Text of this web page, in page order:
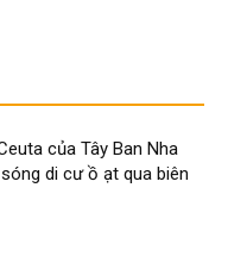
của Tây Ban Nha
di cư ồ ạt qua biên